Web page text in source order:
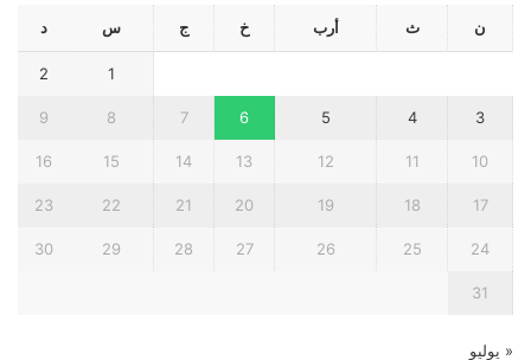
ن ث أرب خ ج س د
1
2
3
4
5
6
7
8
9
10
11
12
13
14
15
16
17
18
19
20
21
22
23
24
25
26
27
28
29
30
31
« يوليو